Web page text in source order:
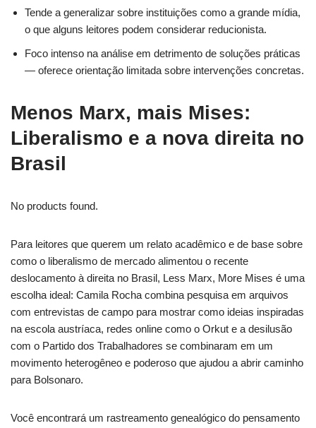
Tende a generalizar sobre instituições como a grande mídia,
o que alguns leitores podem considerar reducionista.
Foco intenso na análise em detrimento de soluções práticas
— oferece orientação limitada sobre intervenções concretas.
Menos Marx, mais Mises:
Liberalismo e a nova direita no
Brasil
No products found.
Para leitores que querem um relato acadêmico e de base sobre
como o liberalismo de mercado alimentou o recente
deslocamento à direita no Brasil, Less Marx, More Mises é uma
escolha ideal: Camila Rocha combina pesquisa em arquivos
com entrevistas de campo para mostrar como ideias inspiradas
na escola austríaca, redes online como o Orkut e a desilusão
com o Partido dos Trabalhadores se combinaram em um
movimento heterogêneo e poderoso que ajudou a abrir caminho
para Bolsonaro.
Você encontrará um rastreamento genealógico do pensamento